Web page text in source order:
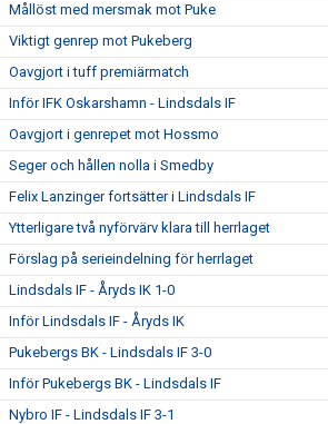
Mållöst med mersmak mot Puke
Viktigt genrep mot Pukeberg
Oavgjort i tuff premiärmatch
Inför IFK Oskarshamn - Lindsdals IF
Oavgjort i genrepet mot Hossmo
Seger och hållen nolla i Smedby
Felix Lanzinger fortsätter i Lindsdals IF
Ytterligare två nyförvärv klara till herrlaget
Förslag på serieindelning för herrlaget
Lindsdals IF - Åryds IK 1-0
Inför Lindsdals IF - Åryds IK
Pukebergs BK - Lindsdals IF 3-0
Inför Pukebergs BK - Lindsdals IF
Nybro IF - Lindsdals IF 3-1